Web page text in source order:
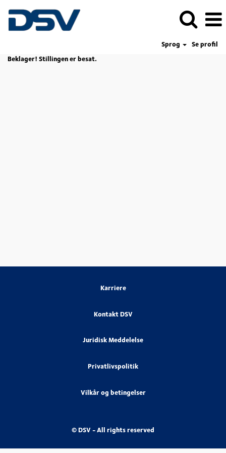
Sprog
Se profil
Beklager! Stillingen er besat.
Karriere
Kontakt DSV
Juridisk Meddelelse
Privatlivspolitik
Vilkår og betingelser
© DSV - All rights reserved